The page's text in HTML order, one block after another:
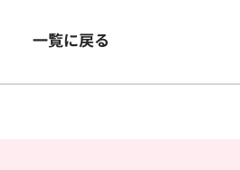
一覧に戻る